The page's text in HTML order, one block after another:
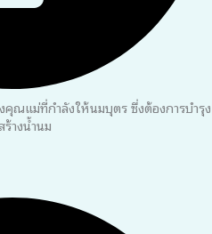
ณแม่ที่กำลังให้นมบุตร ซึ่งต้องการบำรุง
างน้ำนม